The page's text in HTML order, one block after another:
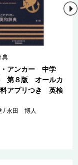
典
・アンカー 中学
第８版 オールカ
アプリつき 英検
/ 永田 博人